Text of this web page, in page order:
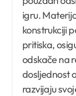
igru.
konstrukciji
pritiska,
odskače na
dosljednost
razvijaju